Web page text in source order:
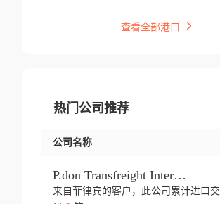
查看全部港口
热门公司推荐
公司名称
P.don Transfreight International
来自菲律宾的客户，此公司累计进口交